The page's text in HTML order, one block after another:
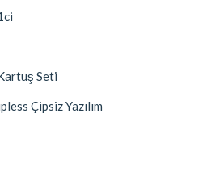
Seti
Çipsiz Yazılım